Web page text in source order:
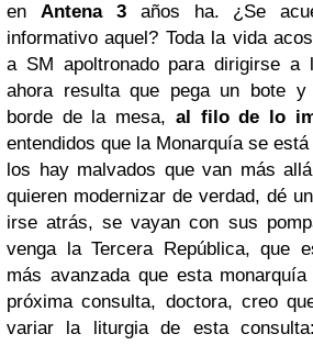
en Antena 3años ha. ¿Se
informativo aquel? Toda la vida
a SM apoltronado para dirigirse a
ahora resulta que pega un bote
borde de la mesa, al filo de lo
entendidos que la Monarquía se
los hay malvados que van más
quieren modernizar de verdad, dé
irse atrás, se vayan con sus
venga la Tercera República, que
más avanzada que esta
próxima consulta, doctora, creo
variar la liturgia de esta